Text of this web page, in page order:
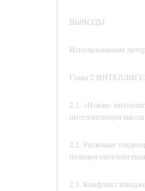
ВЫВОДЫ
Использованная
Глава 2
2.1. «Новая»
интеллигенция массы
2.2. Рисковые
позиция
2.3. Конфликт